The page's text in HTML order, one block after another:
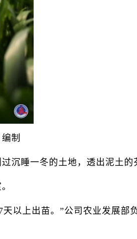
制
睡一冬的土地，透出泥土的
以上出苗。”公司农业发展部